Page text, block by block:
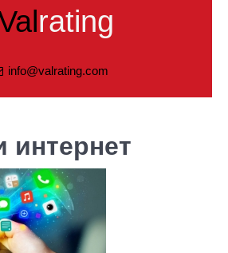
rating
info@valrating.com
интернет